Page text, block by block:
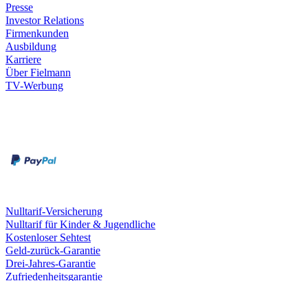
Presse
Investor Relations
Firmenkunden
Ausbildung
Karriere
Über Fielmann
TV-Werbung
Nulltarif-Versicherung
Nulltarif für Kinder & Jugendliche
Kostenloser Sehtest
Geld-zurück-Garantie
Drei-Jahres-Garantie
Zufriedenheitsgarantie